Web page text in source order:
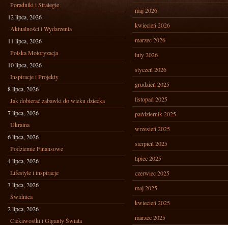
Poradniki i Strategie
12 lipca, 2026
Aktualności i Wydarzenia
11 lipca, 2026
Polska Motoryzacja
10 lipca, 2026
Inspiracje i Projekty
8 lipca, 2026
Jak dobierać zabawki do wieku dziecka
7 lipca, 2026
Ukraina
6 lipca, 2026
Podziemie Finansowe
4 lipca, 2026
Lifestyle i inspiracje
3 lipca, 2026
Świdnica
2 lipca, 2026
Ciekawostki i Giganty Świata
maj 2026
kwiecień 2026
marzec 2026
luty 2026
styczeń 2026
grudzień 2025
listopad 2025
październik 2025
wrzesień 2025
sierpień 2025
lipiec 2025
czerwiec 2025
maj 2025
kwiecień 2025
marzec 2025